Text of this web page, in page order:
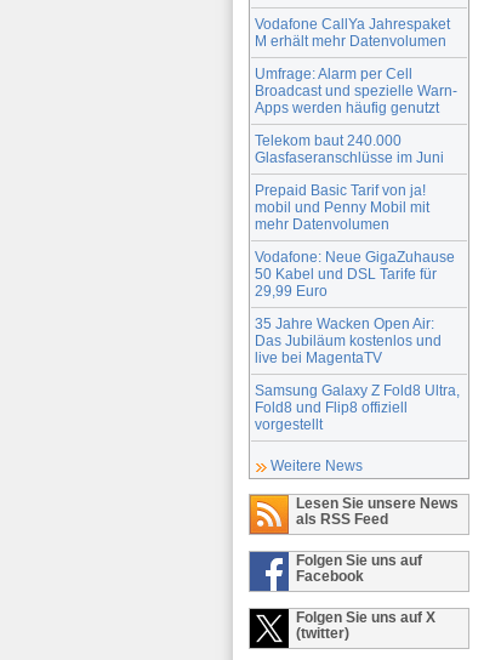
Vodafone CallYa Jahrespaket
M erhält mehr Datenvolumen
Umfrage: Alarm per Cell
Broadcast und spezielle Warn-
Apps werden häufig genutzt
Telekom baut 240.000
Glasfaseranschlüsse im Juni
Prepaid Basic Tarif von ja!
mobil und Penny Mobil mit
mehr Datenvolumen
Vodafone: Neue GigaZuhause
50 Kabel und DSL Tarife für
29,99 Euro
35 Jahre Wacken Open Air:
Das Jubiläum kostenlos und
live bei MagentaTV
Samsung Galaxy Z Fold8 Ultra,
Fold8 und Flip8 offiziell
vorgestellt
Weitere News
Lesen Sie unsere News
als RSS Feed
Folgen Sie uns auf
Facebook
Folgen Sie uns auf X
(twitter)